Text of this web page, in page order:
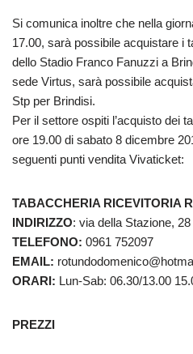
Si comunica inoltre che nella
17.00, sarà possibile acquistare i
dello Stadio Franco Fanuzzi a
sede Virtus, sarà possibile
Stp per Brindisi.
Per il settore ospiti l’acquisto dei
ore 19.00 di sabato 8 dicembre
seguenti punti vendita Vivaticket:
TABACCHERIA RICEVITORIA
INDIRIZZO: via della Stazione,
TELEFONO: 0961 752097
EMAIL:
ORARI: Lun-Sab: 06.30/13.00
PREZZI